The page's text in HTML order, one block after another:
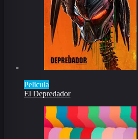
Pelicula
El Depredador